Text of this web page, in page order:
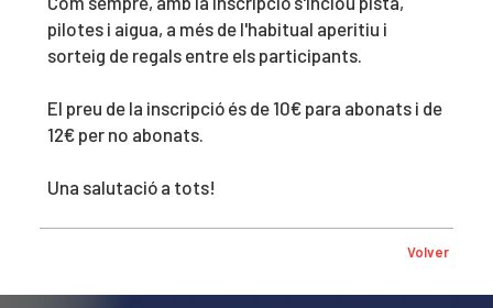
pilotes i aigua, a més de l'habitual aperitiu i
sorteig de regals entre els participants.
El preu de la inscripció és de 10€ para abonats i de
12€ per no abonats.
Una salutació a tots!
Volver